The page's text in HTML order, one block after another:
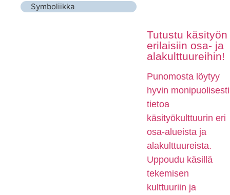
Symboliikka
Tutustu käsityön
erilaisiin osa- ja
alakulttuureihin!
Punomosta löytyy
hyvin monipuolisesti
tietoa
käsityökulttuurin eri
osa-alueista ja
alakulttuureista.
Uppoudu käsillä
tekemisen
kulttuuriin ja